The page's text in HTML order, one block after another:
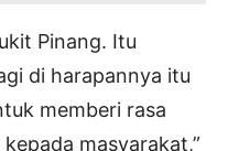
Pinang. Itu
di harapannya itu
memberi rasa
masyarakat,”